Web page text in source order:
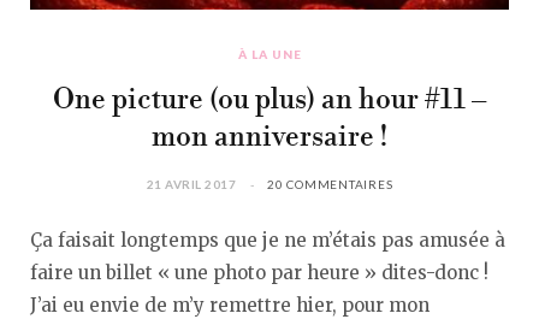
À LA UNE
One picture (ou plus) an hour #11 –
mon anniversaire !
21 AVRIL 2017 20 COMMENTAIRES
Ça faisait longtemps que je ne m’étais pas amusée à
faire un billet « une photo par heure » dites-donc !
J’ai eu envie de m’y remettre hier, pour mon